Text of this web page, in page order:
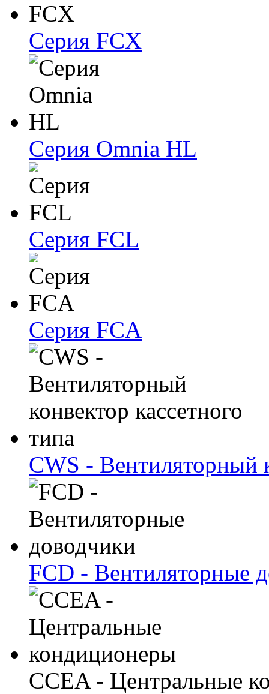
Серия FCX
Серия Omnia HL
Серия FCL
Серия FCA
CWS - Вентиляторный
FCD - Вентиляторные
CCEA - Центральные